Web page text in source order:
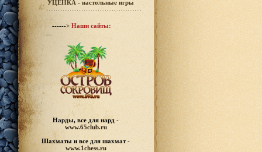
УЦЕНКА - настольные игры
------> Наши сайты:
Нарды, все для нард -
www.65club.ru
Шахматы и все для шахмат -
www.1chess.ru